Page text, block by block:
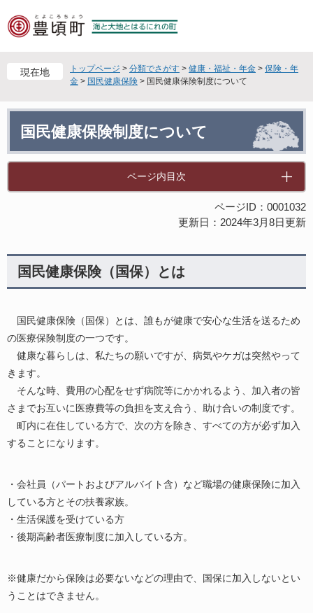
ー
す
ニ
し
文
現在地 トップページ > 分類でさがす > 健康・福祉・年金 > 保険・年
金 > 国民健康保険 > 国民健康保険制度について
国民健康保険制度について
ページ内目次
ページID：0001032
更新日：2024年3月8日更新
国民健康保険（国保）とは
国民健康保険（国保）とは、誰もが健康で安心な生活を送るため
の医療保険制度の一つです。
健康な暮らしは、私たちの願いですが、病気やケガは突然やって
きます。
そんな時、費用の心配をせず病院等にかかれるよう、加入者の皆
さまでお互いに医療費等の負担を支え合う、助け合いの制度です。
町内に在住している方で、次の方を除き、すべての方が必ず加入
することになります。
・会社員（パートおよびアルバイト含）など職場の健康保険に加入
している方とその扶養家族。
・生活保護を受けている方
・後期高齢者医療制度に加入している方。
※健康だから保険は必要ないなどの理由で、国保に加入しないとい
うことはできません。